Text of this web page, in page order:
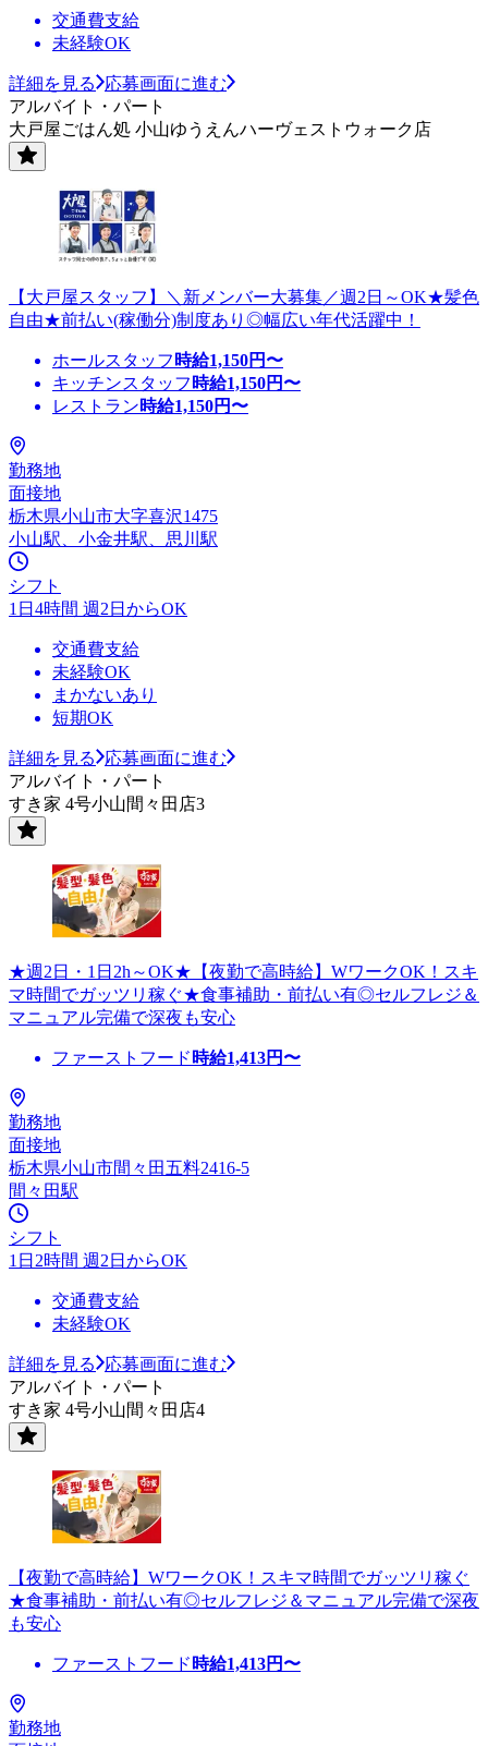
交通費支給
未経験OK
詳細を見る
応募画面に進む
アルバイト・パート
大戸屋ごはん処 小山ゆうえんハーヴェストウォーク店
【大戸屋スタッフ】＼新メンバー大募集／週2日～OK★髪色
自由★前払い(稼働分)制度あり◎幅広い年代活躍中！
ホールスタッフ 時給1,150円〜
キッチンスタッフ 時給1,150円〜
レストラン時給1,150円〜
勤務地
面接地
栃木県小山市大字喜沢1475
小山駅、小金井駅、思川駅
シフト
1日4時間 週2日からOK
交通費支給
未経験OK
まかないあり
短期OK
詳細を見る
応募画面に進む
アルバイト・パート
すき家 4号小山間々田店3
★週2日・1日2h～OK★【夜勤で高時給】WワークOK！スキ
マ時間でガッツリ稼ぐ★食事補助・前払い有◎セルフレジ＆
マニュアル完備で深夜も安心
ファーストフード 時給1,413円〜
勤務地
面接地
栃木県小山市間々田五料2416-5
間々田駅
シフト
1日2時間 週2日からOK
交通費支給
未経験OK
詳細を見る
応募画面に進む
アルバイト・パート
すき家 4号小山間々田店4
【夜勤で高時給】WワークOK！スキマ時間でガッツリ稼ぐ
★食事補助・前払い有◎セルフレジ＆マニュアル完備で深夜
も安心
ファーストフード 時給1,413円〜
勤務地